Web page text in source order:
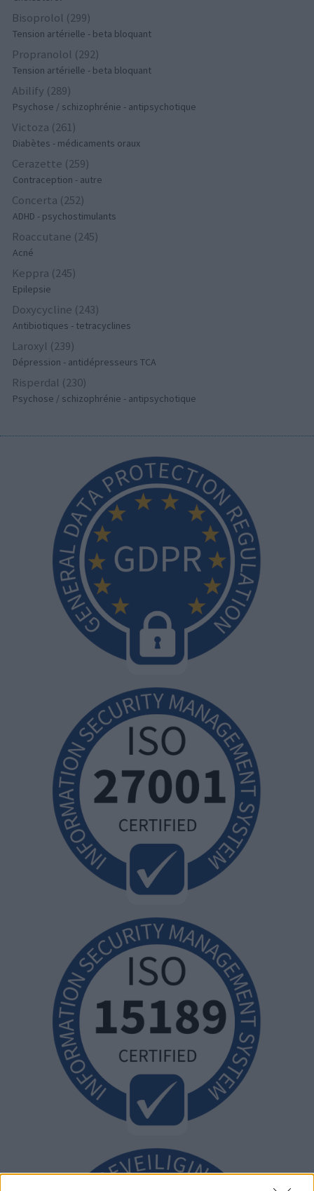
Bisoprolol (299)
Tension artérielle - beta bloquant
Propranolol (292)
Tension artérielle - beta bloquant
Abilify (289)
Psychose / schizophrénie - antipsychotique
Victoza (261)
Diabètes - médicaments oraux
Cerazette (259)
Contraception - autre
Concerta (252)
ADHD - psychostimulants
Roaccutane (245)
Acné
Keppra (245)
Epilepsie
Doxycycline (243)
Antibiotiques - tetracyclines
Laroxyl (239)
Dépression - antidépresseurs TCA
Risperdal (230)
Psychose / schizophrénie - antipsychotique